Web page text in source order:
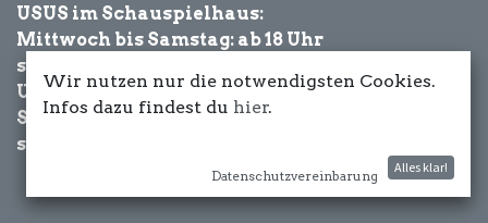
USUS im Schauspielhaus:
Mittwoch bis Samstag: ab 18 Uhr
sowie Eventbezogen.
USUS am Wasser:
Schönwetter-
sowie Eventbezogen.
Wir nutzen nur die notwendigsten Cookies.
Infos dazu findest du hier.
Datenschutzvereinbarung
Alles klar!